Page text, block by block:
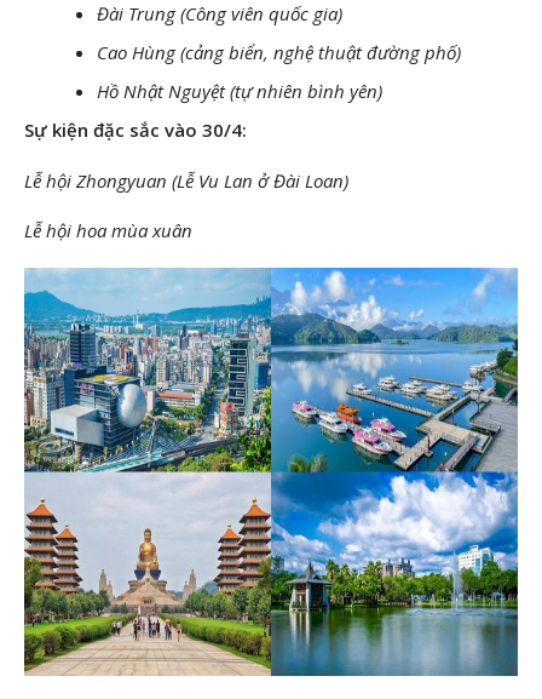
Đài Trung (Công viên quốc gia)
Cao Hùng (cảng biển, nghệ thuật đường phố)
Hồ Nhật Nguyệt (tự nhiên bình yên)
Sự kiện đặc sắc vào 30/4:
Lễ hội Zhongyuan (Lễ Vu Lan ở Đài Loan)
Lễ hội hoa mùa xuân